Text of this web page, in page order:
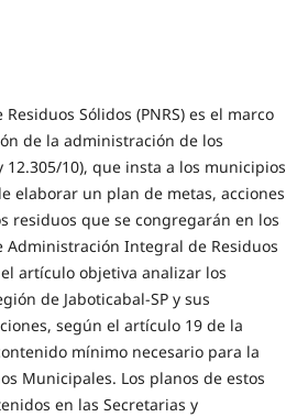
Sólidos (PNRS) es el marco
de la administración de los
12.305/10), que insta a los municipios
elaborar un plan de metas, acciones
residuos que se congregarán en los
Administración Integral de Residuos
el artículo objetiva analizar los
de Jaboticabal-SP y sus
según el artículo 19 de la
mínimo necesario para la
Municipales. Los planos de estos
en las Secretarias y